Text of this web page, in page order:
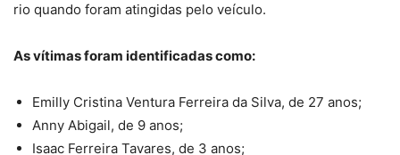
rio quando foram atingidas pelo veículo.
As vítimas foram identificadas como:
Emilly Cristina Ventura Ferreira da Silva, de 27 anos;
Anny Abigail, de 9 anos;
Isaac Ferreira Tavares, de 3 anos;